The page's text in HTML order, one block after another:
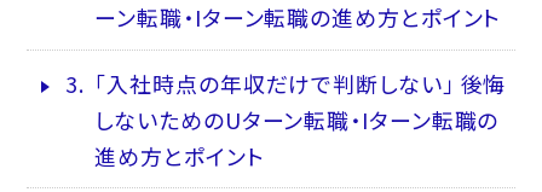
ーン転職・Iターン転職の進め方とポイント
3. 「入社時点の年収だけで判断しない」 後悔
しないためのUターン転職・Iターン転職の
進め方とポイント